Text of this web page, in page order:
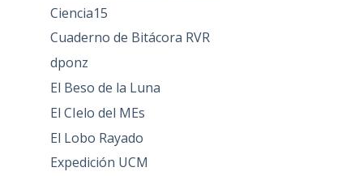
Ciencia15
Cuaderno de Bitácora RVR
dponz
El Beso de la Luna
El CIelo del MEs
El Lobo Rayado
Expedición UCM